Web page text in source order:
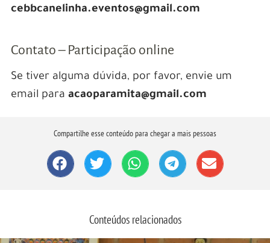
cebbcanelinha.eventos@gmail.com
Contato – Participação online
Se tiver alguma dúvida, por favor, envie um
email para acaoparamita@gmail.com
Compartilhe esse conteúdo para chegar a mais pessoas
Conteúdos relacionados